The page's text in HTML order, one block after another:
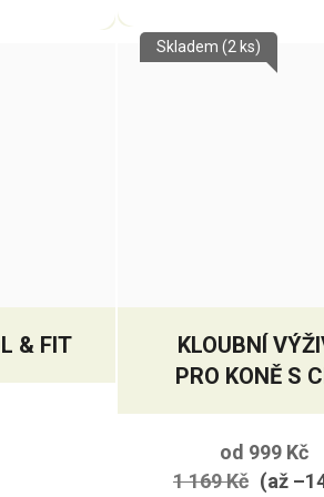
& FIT
KLOUBNÍ
PRO KONĚ S
Skladem (2 ks)
od 999 Kč
1 169 Kč (až